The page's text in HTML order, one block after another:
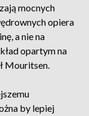
mocnych
opiera
a nie na
opartym na
Mouritsen.
by lepiej